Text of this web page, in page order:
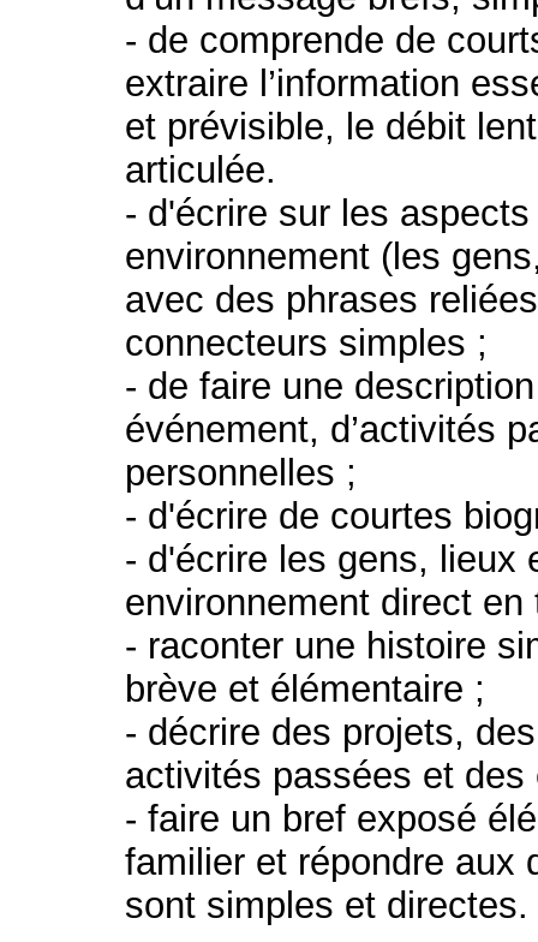
- de comprende de
extraire l’information
et prévisible, le débit
articulée.
- d'écrire sur les
environnement (les
avec des phrases
connecteurs simples ;
- de faire une
événement, d’activités
personnelles ;
- d'écrire de courtes
- d'écrire les gens, lieux
environnement direct
- raconter une histoire
brève et élémentaire ;
- décrire des projets,
activités passées et
- faire un bref exposé
familier et répondre aux
sont simples et directes.